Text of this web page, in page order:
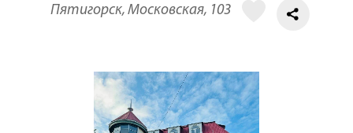
Пятигорск, Московская, 103